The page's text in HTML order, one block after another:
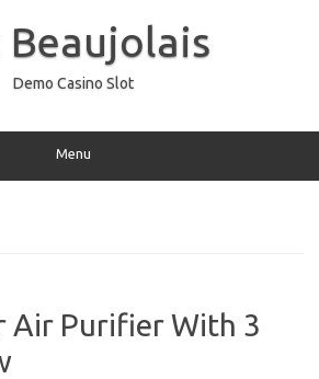
Beaujolais
Demo Casino Slot
Menu
Air Purifier With 3